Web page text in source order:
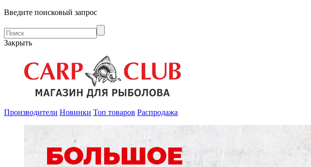
Введите поисковый запрос
Закрыть
Производители Новинки Топ товаров Распродажа